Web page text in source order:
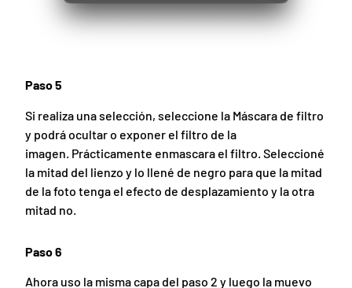
Paso 5
Si realiza una selección, seleccione la Máscara de filtro
y podrá ocultar o exponer el filtro de la
imagen. Prácticamente enmascara el filtro. Seleccioné
la mitad del lienzo y lo llené de negro para que la mitad
de la foto tenga el efecto de desplazamiento y la otra
mitad no.
Paso 6
Ahora uso la misma capa del paso 2 y luego la muevo